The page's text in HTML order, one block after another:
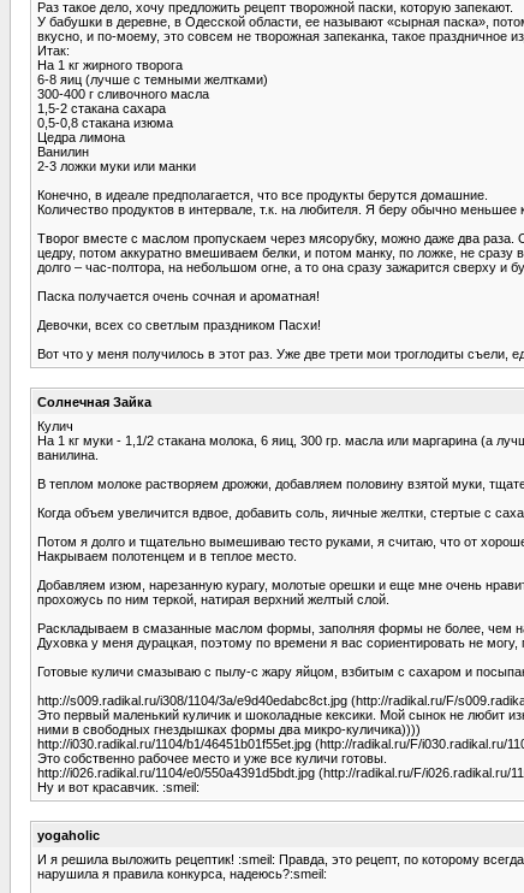
Раз такое дело, хочу предложить рецепт творожной паски, которую запекают.
У бабушки в деревне, в Одесской области, ее называют «сырная паска»,
вкусно, и по-моему, это совсем не творожная запеканка, такое праздничное
Итак:
На 1 кг жирного творога
6-8 яиц (лучше с темными желтками)
300-400 г сливочного масла
1,5-2 стакана сахара
0,5-0,8 стакана изюма
Цедра лимона
Ванилин
2-3 ложки муки или манки
Конечно, в идеале предполагается, что все продукты берутся домашние.
Количество продуктов в интервале, т.к. на любителя. Я беру обычно меньшее
Творог вместе с маслом пропускаем через мясорубку, можно даже два
цедру, потом аккуратно вмешиваем белки, и потом манку, по ложке, не
долго – час-полтора, на небольшом огне, а то она сразу зажарится сверху и
Паска получается очень сочная и ароматная!
Девочки, всех со светлым праздником Пасхи!
Вот что у меня получилось в этот раз. Уже две трети мои троглодиты съели,
Солнечная Зайка
Кулич
На 1 кг муки - 1,1/2 стакана молока, 6 яиц, 300 гр. масла или маргарина (а
ванилина.
В теплом молоке растворяем дрожжи, добавляем половину взятой муки,
Когда объем увеличится вдвое, добавить соль, яичные желтки, стертые с
Потом я долго и тщательно вымешиваю тесто руками, я считаю, что от
Накрываем полотенцем и в теплое место.
Добавляем изюм, нарезанную курагу, молотые орешки и еще мне очень
прохожусь по ним теркой, натирая верхний желтый слой.
Раскладываем в смазанные маслом формы, заполняя формы не более, чем
Духовка у меня дурацкая, поэтому по времени я вас сориентировать не
Готовые куличи смазываю с пылу-с жару яйцом, взбитым с сахаром и
http://s009.radikal.ru/i308/1104/3a/e9d40edabc8ct.jpg (http://radikal.ru/F/
Это первый маленький куличик и шоколадные кексики. Мой сынок не любит
ними в свободных гнездышках формы два микро-куличика))))
http://i030.radikal.ru/1104/b1/46451b01f55et.jpg (http://radikal.ru/F/i030.radikal.ru/
Это собственно рабочее место и уже все куличи готовы.
http://i026.radikal.ru/1104/e0/550a4391d5bdt.jpg (http://radikal.ru/F/i026.radikal.ru/
Ну и вот красавчик. :smeil:
yogaholic
И я решила выложить рецептик! :smeil: Правда, это рецепт, по которому
нарушила я правила конкурса, надеюсь?:smeil: